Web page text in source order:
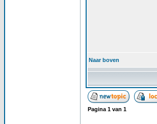
Naar boven
Pagina 1 van 1